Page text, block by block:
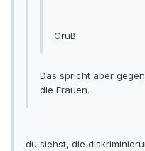
Gruß
Das spricht aber
die Frauen.
du siehst, die